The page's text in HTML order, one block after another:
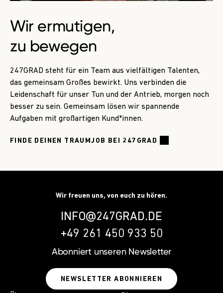
Wir ermutigen,
zu bewegen
247GRAD steht für ein Team aus vielfältigen Talenten,
das gemeinsam Großes bewirkt. Uns verbinden die
Leidenschaft für unser Tun und der Antrieb, morgen noch
besser zu sein. Gemeinsam lösen wir spannende
Aufgaben mit großartigen Kund*innen.
FINDE DEINEN TRAUMJOB BEI 247GRAD
Wir freuen uns, von euch zu hören.
INFO@247GRAD.DE
+49 261 450 933 50
Abonniert unseren Newsletter
NEWSLETTER ABONNIEREN